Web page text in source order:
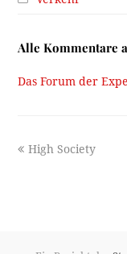
Alle Kommentare
Das Forum der
previous
High Society